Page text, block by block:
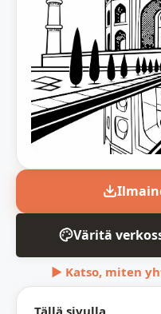
Tällä sivulla
Väritä
▶ Katso, miten